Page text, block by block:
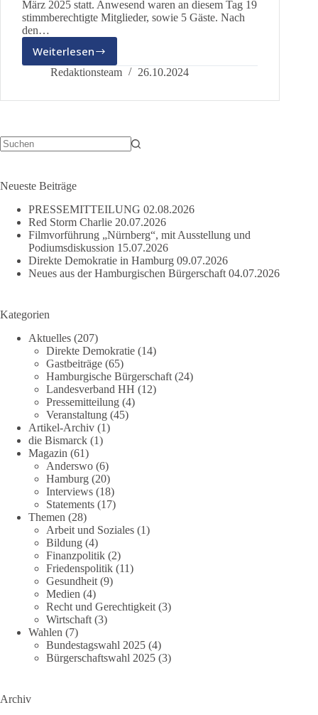
März 2025 statt. Anwesend waren an diesem Tag 19
stimmberechtigte Mitglieder, sowie 5 Gäste. Nach
den…
WeiterlesenHamburger
Bürgerschaftschaftswahl
Redaktionsteam 26.10.2024
Neueste Beiträge
PRESSEMITTEILUNG 02.08.2026
Red Storm Charlie 20.07.2026
Filmvorführung „Nürnberg“, mit Ausstellung und
Podiumsdiskussion 15.07.2026
Direkte Demokratie in Hamburg 09.07.2026
Neues aus der Hamburgischen Bürgerschaft 04.07.2026
Kategorien
Aktuelles (207)
Direkte Demokratie (14)
Gastbeiträge (65)
Hamburgische Bürgerschaft (24)
Landesverband HH (12)
Pressemitteilung (4)
Veranstaltung (45)
Artikel-Archiv (1)
die Bismarck (1)
Magazin (61)
Anderswo (6)
Hamburg (20)
Interviews (18)
Statements (17)
Themen (28)
Arbeit und Soziales (1)
Bildung (4)
Finanzpolitik (2)
Friedenspolitik (11)
Gesundheit (9)
Medien (4)
Recht und Gerechtigkeit (3)
Wirtschaft (3)
Wahlen (7)
Bundestagswahl 2025 (4)
Bürgerschaftswahl 2025 (3)
Archiv